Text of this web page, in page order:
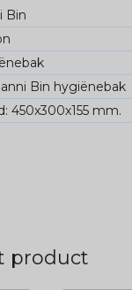
Bin
Bin hygiënebak
450x300x155 mm.
product